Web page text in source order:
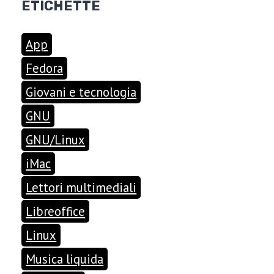
ETICHETTE
App
Fedora
Giovani e tecnologia
GNU
GNU/Linux
iMac
Lettori multimediali
Libreoffice
Linux
Musica liquida